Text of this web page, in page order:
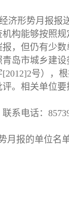
形势月报报
构能够按照
，但仍有少
岛市城乡建
号），
。相关单位
系电话：
月报的单位名